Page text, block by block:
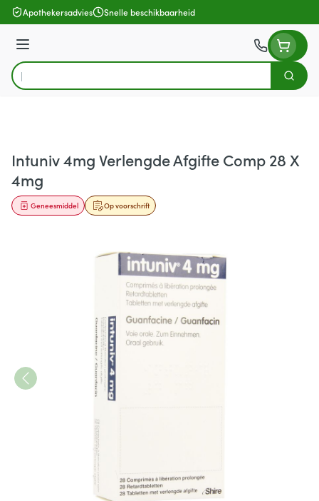
Ga naar de inhoud
Apothekersadvies Snelle beschikbaarheid
Menu
Product, merk, categorie...
Zoek
Intuniv 4mg Verlengde Afgifte Comp 28 X
4mg
Op voorschrift
Geneesmiddel